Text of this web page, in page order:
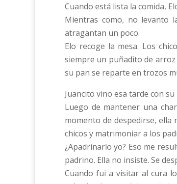
Cuando está lista la comida,
Mientras como, no levanto
atragantan un poco.
Elo recoge la mesa. Los
siempre un puñadito de
su pan se reparte en trozos
Juancito vino esa tarde con
Luego de mantener una
momento de despedirse,
chicos y matrimoniar a los
¿Apadrinarlo yo? Eso me
padrino. Ella no insiste. Se
Cuando fui a visitar al cura